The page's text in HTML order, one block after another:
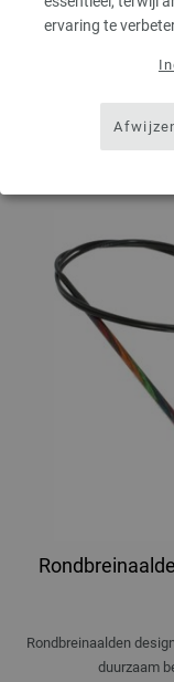
ervaring te
Rondbreinaalden
duurzaam